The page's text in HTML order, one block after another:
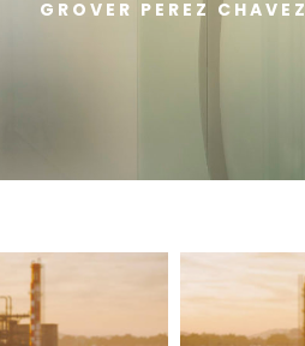
GROVER PEREZ CHAVEZ